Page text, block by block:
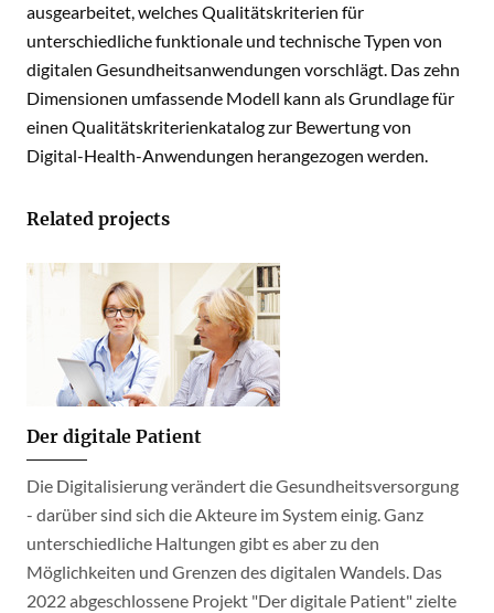
ausgearbeitet, welches Qualitätskriterien für
unterschiedliche funktionale und technische Typen von
digitalen Gesundheitsanwendungen vorschlägt. Das zehn
Dimensionen umfassende Modell kann als Grundlage für
einen Qualitätskriterienkatalog zur Bewertung von
Digital-Health-Anwendungen herangezogen werden.
Related projects
Der digitale Patient
Die Digitalisierung verändert die Gesundheitsversorgung
- darüber sind sich die Akteure im System einig. Ganz
unterschiedliche Haltungen gibt es aber zu den
Möglichkeiten und Grenzen des digitalen Wandels. Das
2022 abgeschlossene Projekt "Der digitale Patient" zielte